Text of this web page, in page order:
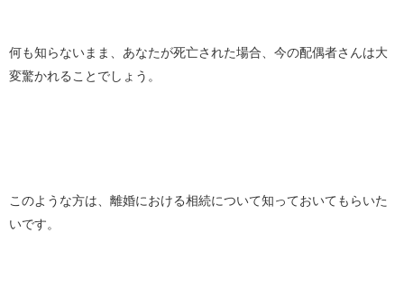
何も知らないまま、あなたが死亡された場合、今の配偶者さんは大
変驚かれることでしょう。
このような方は、離婚における相続について知っておいてもらいた
いです。